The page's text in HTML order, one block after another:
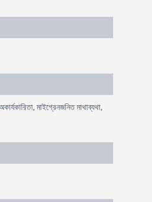
মাইগ্রেনজনিত মাথাব্যথা,